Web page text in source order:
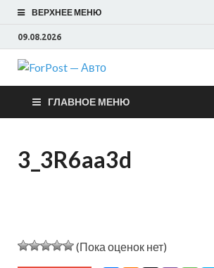
ВЕРХНЕЕ МЕНЮ
09.08.2026
Авто
ГЛАВНОЕ МЕНЮ
3_3R6aa3d
(Пока оценок нет)